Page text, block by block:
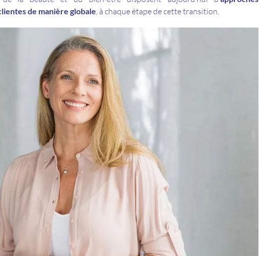
de manière globale, à chaque étape de cette transition.